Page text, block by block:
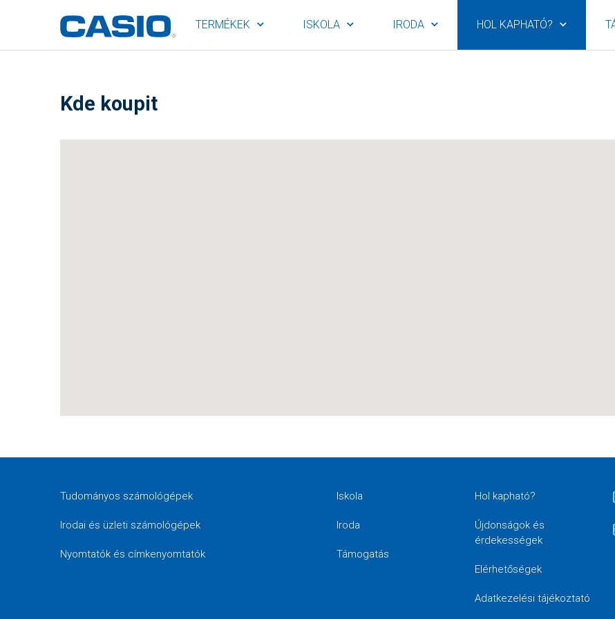
TERMÉKEK ISKOLA IRODA HOL KAPHATÓ?
Kde koupit
Tudományos számológépek
Irodai és üzleti számológépek
Nyomtatók és címkenyomtatók
Iskola
Iroda
Támogatás
Hol kapható?
Újdonságok és
érdekességek
Elérhetőségek
Adatkezelési tájékoztató